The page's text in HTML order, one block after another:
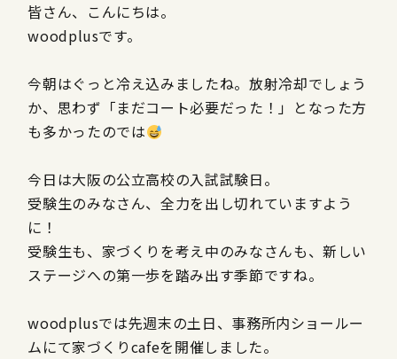
皆さん、こんにちは。
woodplusです。
今朝はぐっと冷え込みましたね。放射冷却でしょう
か、思わず「まだコート必要だった！」となった方
も多かったのでは
今日は大阪の公立高校の入試試験日。
受験生のみなさん、全力を出し切れていますよう
に！
受験生も、家づくりを考え中のみなさんも、新しい
ステージへの第一歩を踏み出す季節ですね。
woodplusでは先週末の土日、事務所内ショールー
ムにて家づくりcafeを開催しました。